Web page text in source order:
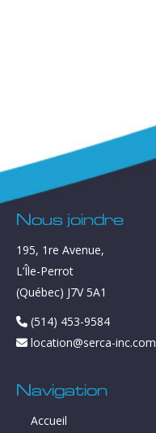
Nous joindre
195, 1re Avenue,
L’Île-Perrot
(Québec) J7V 5A1
(514) 453-9584
location@serca-inc.com
Navigation
Accueil